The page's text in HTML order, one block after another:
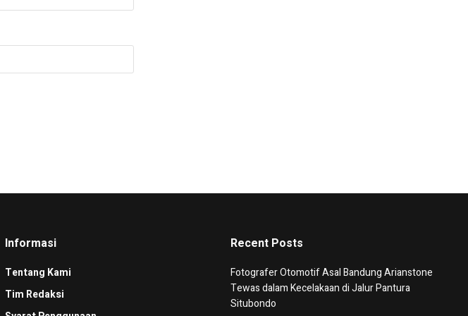
Informasi
Tentang Kami
Tim Redaksi
Recent Posts
Fotografer Otomotif Asal Bandung Arianstone
Tewas dalam Kecelakaan di Jalur Pantura
Situbondo